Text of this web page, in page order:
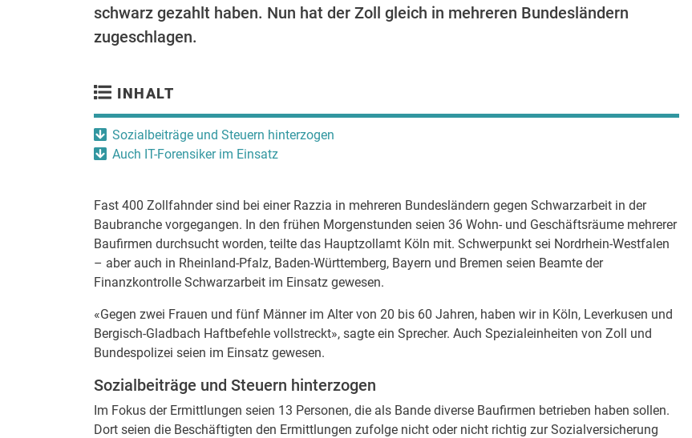
schwarz gezahlt haben. Nun hat der Zoll gleich in mehreren Bundesländern
zugeschlagen.
INHALT
Sozialbeiträge und Steuern hinterzogen
Auch IT-Forensiker im Einsatz
Fast 400 Zollfahnder sind bei einer Razzia in mehreren Bundesländern gegen Schwarzarbeit in der
Baubranche vorgegangen. In den frühen Morgenstunden seien 36 Wohn- und Geschäftsräume mehrerer
Baufirmen durchsucht worden, teilte das Hauptzollamt Köln mit. Schwerpunkt sei Nordrhein-Westfalen
– aber auch in Rheinland-Pfalz, Baden-Württemberg, Bayern und Bremen seien Beamte der
Finanzkontrolle Schwarzarbeit im Einsatz gewesen.
«Gegen zwei Frauen und fünf Männer im Alter von 20 bis 60 Jahren, haben wir in Köln, Leverkusen und
Bergisch-Gladbach Haftbefehle vollstreckt», sagte ein Sprecher. Auch Spezialeinheiten von Zoll und
Bundespolizei seien im Einsatz gewesen.
Sozialbeiträge und Steuern hinterzogen
Im Fokus der Ermittlungen seien 13 Personen, die als Bande diverse Baufirmen betrieben haben sollen.
Dort seien die Beschäftigten den Ermittlungen zufolge nicht oder nicht richtig zur Sozialversicherung